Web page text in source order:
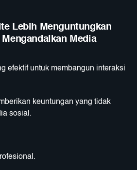
Lebih Menguntungkan
Media
efektif untuk membangun interaksi
keuntungan yang tidak
sosial.